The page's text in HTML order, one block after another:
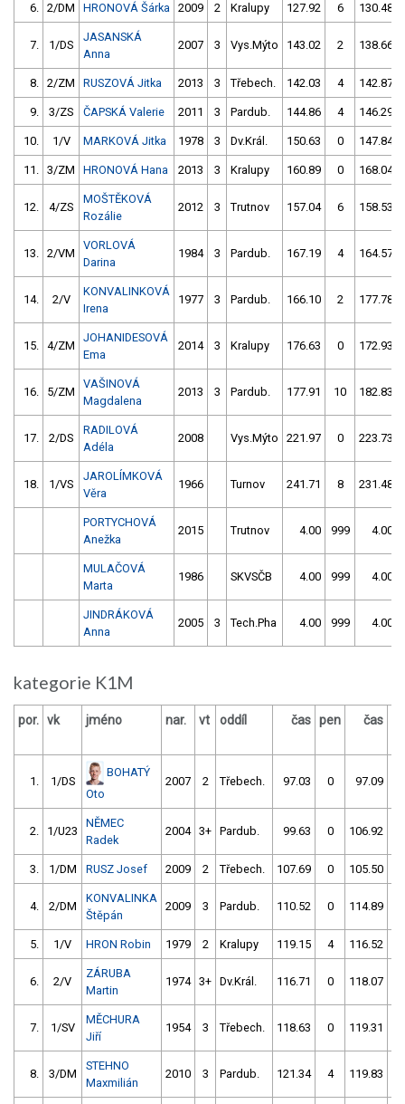
6. 2/DM HRONOVÁ Šárka 2009 2 Kralupy 127.92 6 130.48
7. 1/DS
JASANSKÁ
Anna
2007 3 Vys.Mýto 143.02 2 138.66
8. 2/ZM RUSZOVÁ Jitka 2013 3 Třebech. 142.03 4 142.87
9. 3/ZS ČAPSKÁ Valerie 2011 3 Pardub. 144.86 4 146.29
10. 1/V MARKOVÁ Jitka 1978 3 Dv.Král. 150.63 0 147.84
11. 3/ZM HRONOVÁ Hana 2013 3 Kralupy 160.89 0 168.04
12. 4/ZS
MOŠTĚKOVÁ
Rozálie
2012 3 Trutnov 157.04 6 158.53
13. 2/VM
VORLOVÁ
Darina
1984 3 Pardub. 167.19 4 164.57
14. 2/V
KONVALINKOVÁ
Irena
1977 3 Pardub. 166.10 2 177.78
15. 4/ZM
JOHANIDESOVÁ
Ema
2014 3 Kralupy 176.63 0 172.93
16. 5/ZM
VAŠINOVÁ
Magdalena
2013 3 Pardub. 177.91 10 182.83
17. 2/DS
RADILOVÁ
Adéla
2008 Vys.Mýto 221.97 0 223.73
18. 1/VS
JAROLÍMKOVÁ
Věra
1966 Turnov 241.71 8 231.48
PORTYCHOVÁ
Anežka
2015 Trutnov 4.00 999 4.00
MULAČOVÁ
Marta
1986 SKVSČB 4.00 999 4.00
JINDRÁKOVÁ
Anna
2005 3 Tech.Pha 4.00 999 4.00
kategorie K1M
por. vk jméno nar. vt oddíl čas pen čas
1. 1/DS
BOHATÝ
Oto
2007 2 Třebech. 97.03 0 97.09
2. 1/U23
NĚMEC
Radek
2004 3+ Pardub. 99.63 0 106.92
3. 1/DM RUSZ Josef 2009 2 Třebech. 107.69 0 105.50
4. 2/DM
KONVALINKA
Štěpán
2009 3 Pardub. 110.52 0 114.89
5. 1/V HRON Robin 1979 2 Kralupy 119.15 4 116.52
6. 2/V
ZÁRUBA
Martin
1974 3+ Dv.Král. 116.71 0 118.07
7. 1/SV
MĚCHURA
Jiří
1954 3 Třebech. 118.63 0 119.31
8. 3/DM
STEHNO
Maxmilián
2010 3 Pardub. 121.34 4 119.83